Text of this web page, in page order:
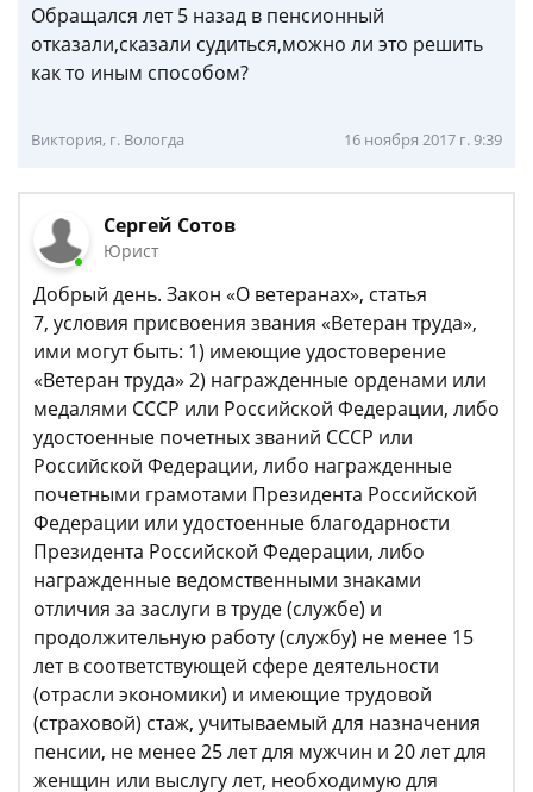
Обращался лет 5 назад в пенсионный
отказали,сказали судиться,можно ли это решить
как то иным способом?
Виктория, г. Вологда 16 ноября 2017 г. 9:39
Сергей Сотов
Юрист
Добрый день. Закон «О ветеранах», статья
7, условия присвоения звания «Ветеран труда»,
ими могут быть: 1) имеющие удостоверение
«Ветеран труда» 2) награжденные орденами или
медалями СССР или Российской Федерации, либо
удостоенные почетных званий СССР или
Российской Федерации, либо награжденные
почетными грамотами Президента Российской
Федерации или удостоенные благодарности
Президента Российской Федерации, либо
награжденные ведомственными знаками
отличия за заслуги в труде (службе) и
продолжительную работу (службу) не менее 15
лет в соответствующей сфере деятельности
(отрасли экономики) и имеющие трудовой
(страховой) стаж, учитываемый для назначения
пенсии, не менее 25 лет для мужчин и 20 лет для
женщин или выслугу лет, необходимую для